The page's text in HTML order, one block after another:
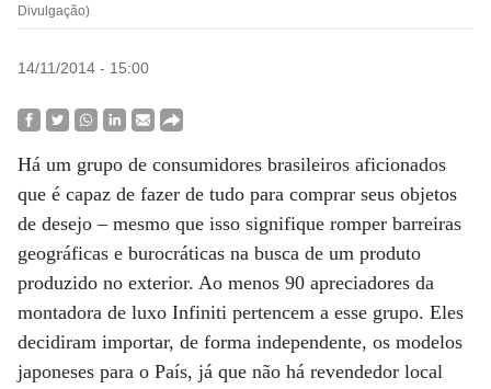
Divulgação)
14/11/2014 - 15:00
Há um grupo de consumidores brasileiros aficionados
que é capaz de fazer de tudo para comprar seus objetos
de desejo – mesmo que isso signifique romper barreiras
geográficas e burocráticas na busca de um produto
produzido no exterior. Ao menos 90 apreciadores da
montadora de luxo Infiniti pertencem a esse grupo. Eles
decidiram importar, de forma independente, os modelos
japoneses para o País, já que não há revendedor local